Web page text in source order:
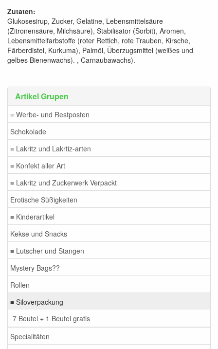
Artikel Grupen
≡ Werbe- und Restposten
Schokolade
≡ Lakritz und Lakrtiz-arten
≡ Konfekt aller Art
≡ Lakritz und Zuckerwerk Verpackt
Erotische Süßigkeiten
≡ Kinderartikel
Kekse und Snacks
≡ Lutscher und Stangen
Mystery Bags??
Rollen
≡ Siloverpackung
7 Beutel + 1 Beutel gratis
Specialitäten
Zutaten:
Glukosesirup, Zucker, Gelatine, Lebensmittelsäure
(Zitronensäure, Milchsäure), Stabilisator (Sorbit), Aromen,
Lebensmittelfarbstoffe (roter Rettich, rote Trauben, Kirsche,
Färberdistel, Kurkuma), Palmöl, Überzugsmittel (weißes und
gelbes Bienenwachs). , Carnaubawachs).